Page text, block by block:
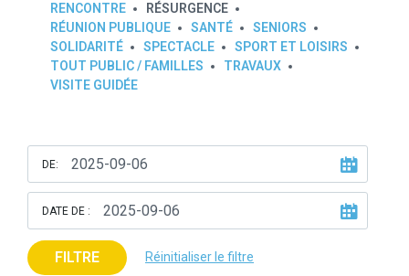
RENCONTRE
RÉSURGENCE
RÉUNION PUBLIQUE
SANTÉ
SENIORS
SOLIDARITÉ
SPECTACLE
SPORT ET LOISIRS
TOUT PUBLIC / FAMILLES
TRAVAUX
VISITE GUIDÉE
DE:
DATE DE :
FILTRE Réinitialiser le filtre